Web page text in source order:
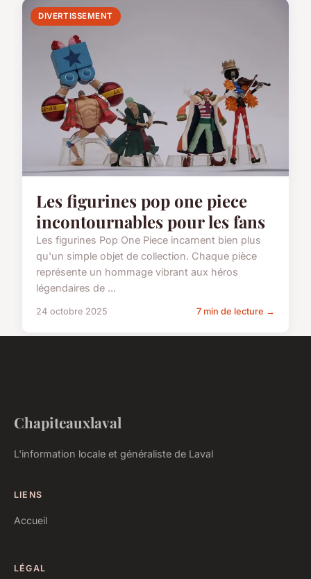
DIVERTISSEMENT
Les figurines pop one piece
incontournables pour les fans
Les figurines Pop One Piece incarnent bien plus
qu'un simple objet de collection. Chaque pièce
représente un hommage vibrant aux héros
légendaires de ...
24 octobre 2025 7 min de lecture →
Chapiteauxlaval
L'information locale et généraliste de Laval
LIENS
Accueil
LÉGAL